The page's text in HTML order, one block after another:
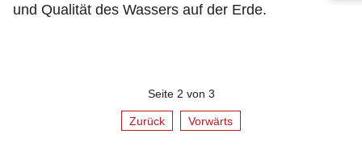
und Qualität des Wassers auf der Erde.
Seite 2 von 3
Zurück Vorwärts